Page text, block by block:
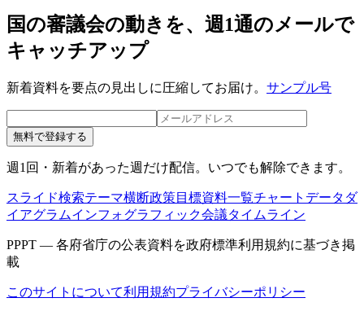
国の審議会の動きを、週1通のメールで
キャッチアップ
新着資料を要点の見出しに圧縮してお届け。 サンプル号
無料で登録する
週1回・新着があった週だけ配信。いつでも解除できます。
スライド検索テーマ横断政策目標資料一覧チャートデータ ダ
イアグラムインフォグラフィック会議タイムライン
PPPT — 各府省庁の公表資料を政府標準利用規約に基づき掲
載
このサイトについて利用規約プライバシーポリシー